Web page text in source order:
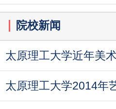
院校新闻
太原理工大学近年美